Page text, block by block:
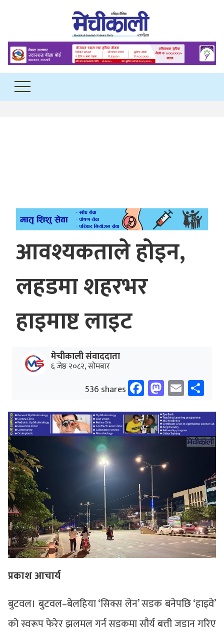
आवश्यकताले होइन,
लहडमा शहरभर
हाइमाष्ट लाइट
मेचीकाली संवाददाता
६ जेष्ठ २०८२, सोमबार
536 shares Facebook
Email
प्रकाश आचार्य
बुटवल। बुटवल–बेलहिया ‘सिक्स लेन’ सडक बनेपछि ‘हाइवे’
को स्वरूप फेरेर झलमल गर्न सडकमा सौर्य बत्ती जडान गरिए